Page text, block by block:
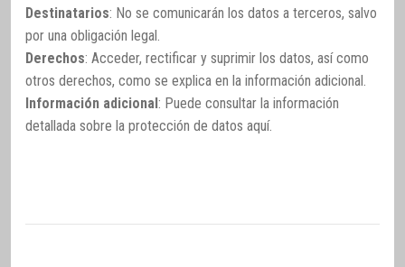
Destinatarios: No se comunicarán los datos a terceros, salvo
por una obligación legal.
Derechos: Acceder, rectificar y suprimir los datos, así como
otros derechos, como se explica en la información adicional.
Información adicional: Puede consultar la información
detallada sobre la protección de datos aquí.